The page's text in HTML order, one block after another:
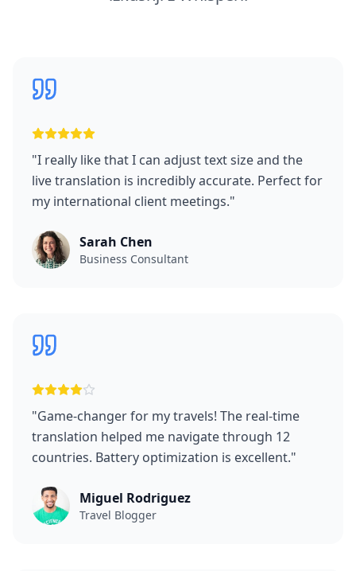
"I really like that I can adjust text size and the
live translation is incredibly accurate. Perfect for
my international client meetings."
Sarah Chen
Business Consultant
"Game-changer for my travels! The real-time
translation helped me navigate through 12
countries. Battery optimization is excellent."
Miguel Rodriguez
Travel Blogger